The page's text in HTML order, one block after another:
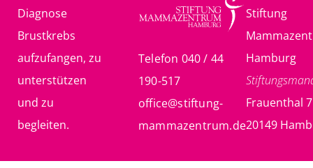
Diagnose
Brustkrebs
aufzufangen, zu
unterstützen
und zu
begleiten.
Telefon 040 / 44
190-517
office@stiftung-
mammazentrum.de
Stiftung
Hamburg
Frauenthal 7
20149